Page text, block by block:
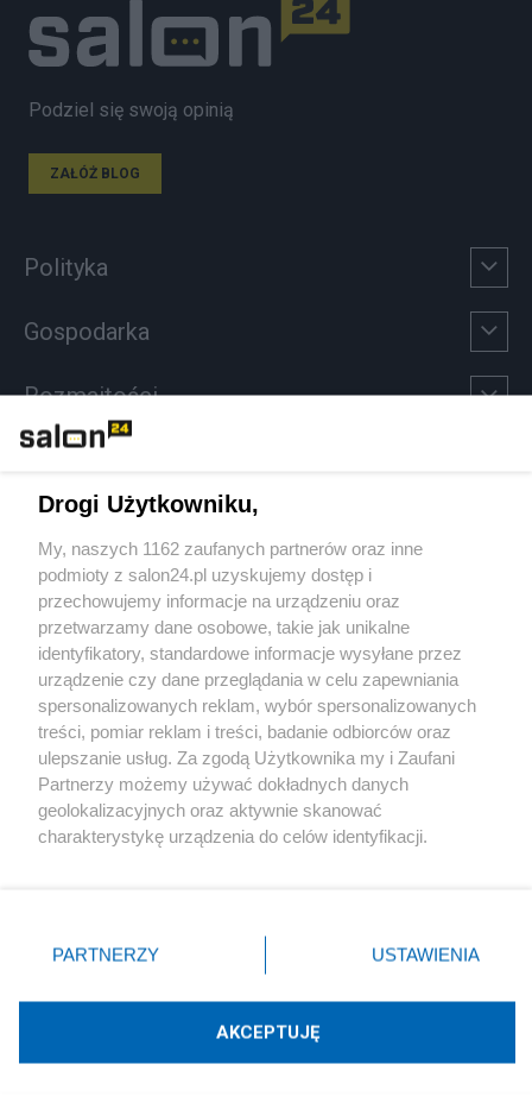
Podziel się swoją opinią
ZAŁÓŻ BLOG
Polityka
Gospodarka
Rozmaitości
Sport
Społeczeństwo
Kultura
X Facebook Instagram Youtube
Technologię dostarcza:W3media.pl
Drogi Użytkowniku,
My, naszych 1162 zaufanych partnerów oraz inne
podmioty z salon24.pl uzyskujemy dostęp i
przechowujemy informacje na urządzeniu oraz
przetwarzamy dane osobowe, takie jak unikalne
identyfikatory, standardowe informacje wysyłane przez
urządzenie czy dane przeglądania w celu zapewniania
spersonalizowanych reklam, wybór spersonalizowanych
treści, pomiar reklam i treści, badanie odbiorców oraz
ulepszanie usług. Za zgodą Użytkownika my i Zaufani
Partnerzy możemy używać dokładnych danych
geolokalizacyjnych oraz aktywnie skanować
charakterystykę urządzenia do celów identyfikacji.
zmienić/wycofać klikając przycisk ustawień prywatności
znajdujący się w lewym dolnym rogu strony
rodzaje przetwarzania danych nie wymagają zgody
użytkownika, ale masz prawo sprzeciwić się takiemu
przetwarzaniu. Preferencje będą miały zastosowania tylko
PARTNERZY USTAWIENIA
AKCEPTUJĘ